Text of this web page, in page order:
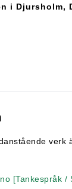
i Djursholm,
verk
[Tankespråk /